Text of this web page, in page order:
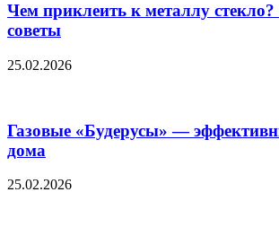
Чем приклеить к металлу
советы
25.02.2026
Газовые «Будерусы» —
дома
25.02.2026